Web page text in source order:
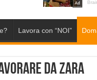
Lavora con “NOI”
da Zara